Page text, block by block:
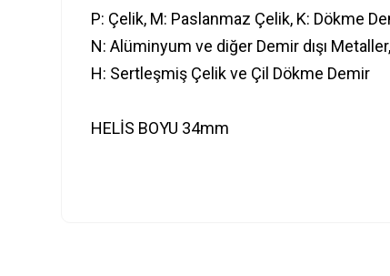
P: Çelik, M: Paslanmaz Çelik, K: Dökme
N: Alüminyum ve diğer Demir dışı
H: Sertleşmiş Çelik ve Çil Dökme Demir
HELİS BOYU 34mm